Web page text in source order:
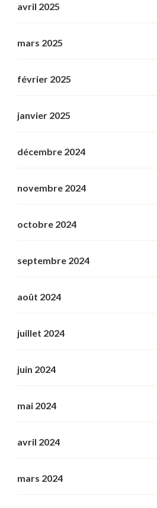
avril 2025
mars 2025
février 2025
janvier 2025
décembre 2024
novembre 2024
octobre 2024
septembre 2024
août 2024
juillet 2024
juin 2024
mai 2024
avril 2024
mars 2024